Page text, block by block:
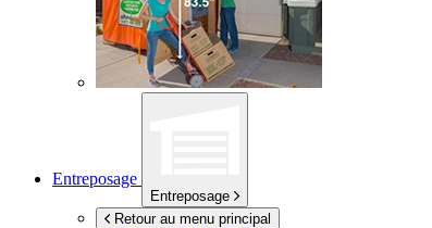
Entreposage
Entreposage
Retour au menu principal